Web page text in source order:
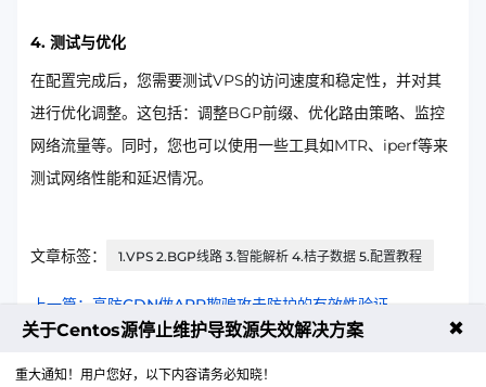
4. 测试与优化
在配置完成后，您需要测试VPS的访问速度和稳定性，并对其
进行优化调整。这包括：调整BGP前缀、优化路由策略、监控
网络流量等。同时，您也可以使用一些工具如MTR、iperf等来
测试网络性能和延迟情况。
文章标签： 1.VPS 2.BGP线路 3.智能解析 4.桔子数据 5.配置教程
上一篇：高防CDN做ARP欺骗攻击防护的有效性验证
关于Centos源停止维护导致源失效解决方案 ✖
重大通知！用户您好，以下内容请务必知晓！